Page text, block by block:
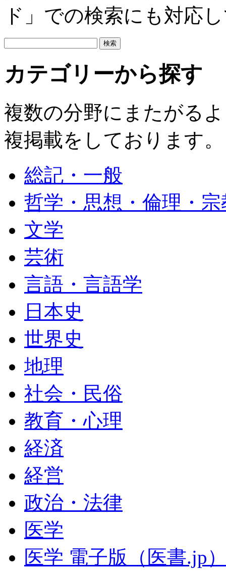
ド」での検索にも対応
カテゴリーから探す
複数の分野にまたがる
複掲載をしております。
総記・一般
哲学・思想・倫理・宗
文学
芸術
言語・言語学
日本史
世界史
地理
社会・民俗
教育・心理
経済
経営
政治・法律
医学
医学 電子版（医書.jp